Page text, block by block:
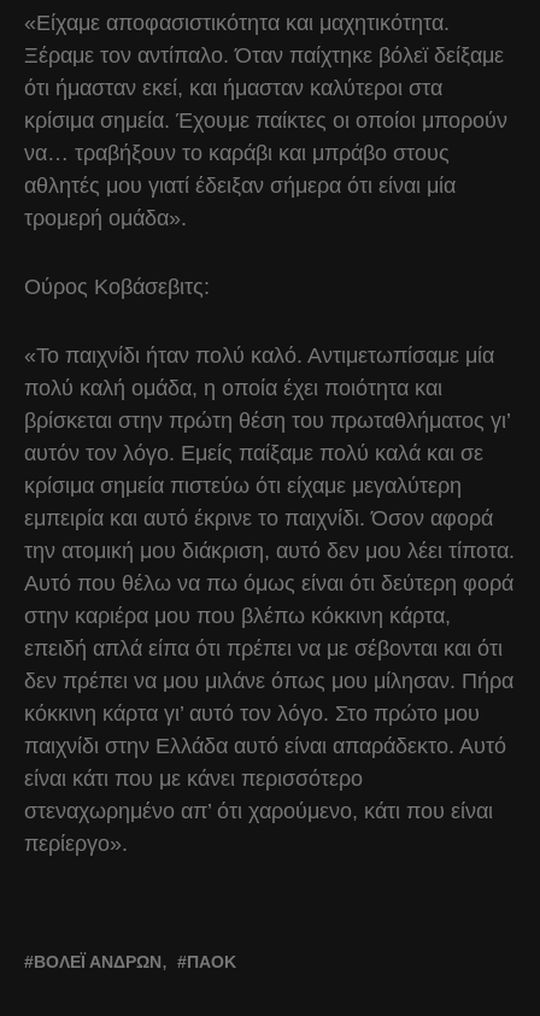
«Είχαμε αποφασιστικότητα και μαχητικότητα.
Ξέραμε τον αντίπαλο. Όταν παίχτηκε βόλεϊ δείξαμε
ότι ήμασταν εκεί, και ήμασταν καλύτεροι στα
κρίσιμα σημεία. Έχουμε παίκτες οι οποίοι μπορούν
να… τραβήξουν το καράβι και μπράβο στους
αθλητές μου γιατί έδειξαν σήμερα ότι είναι μία
τρομερή ομάδα».
Ούρος Κοβάσεβιτς:
«Το παιχνίδι ήταν πολύ καλό. Αντιμετωπίσαμε μία
πολύ καλή ομάδα, η οποία έχει ποιότητα και
βρίσκεται στην πρώτη θέση του πρωταθλήματος γι’
αυτόν τον λόγο. Εμείς παίξαμε πολύ καλά και σε
κρίσιμα σημεία πιστεύω ότι είχαμε μεγαλύτερη
εμπειρία και αυτό έκρινε το παιχνίδι. Όσον αφορά
την ατομική μου διάκριση, αυτό δεν μου λέει τίποτα.
Αυτό που θέλω να πω όμως είναι ότι δεύτερη φορά
στην καριέρα μου που βλέπω κόκκινη κάρτα,
επειδή απλά είπα ότι πρέπει να με σέβονται και ότι
δεν πρέπει να μου μιλάνε όπως μου μίλησαν. Πήρα
κόκκινη κάρτα γι’ αυτό τον λόγο. Στο πρώτο μου
παιχνίδι στην Ελλάδα αυτό είναι απαράδεκτο. Αυτό
είναι κάτι που με κάνει περισσότερο
στεναχωρημένο απ’ ότι χαρούμενο, κάτι που είναι
περίεργο».
ΒΌΛΕΪ ΑΝΔΡΏΝ ΠΑΟΚ